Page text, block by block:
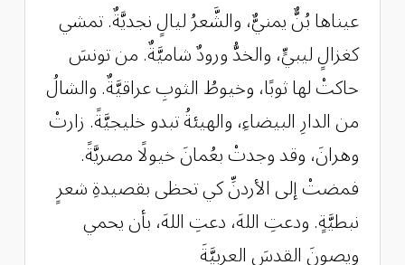
عيناها بُنٌّ يمنيٌّ، والشَّعرُ ليالٍ نجديَّةٌ. تمشي
كغزالٍ ليبيٍّ، والخدُّ ورودٌ شاميَّةٌ. من تونسَ
حاكتْ لها ثوبًا، وخيوطُ الثوبِ عراقيَّةٌ. والشالُ
من الدارِ البيضاءِ، والهيئةُ تبدو خليجيَّةً. زارتْ
وهرانَ، وقد وجدتْ بعُمانَ خيولًا مصريَّةً.
فمضتْ إلى الأردنِّ كي تحظى بقصيدةِ شعرٍ
نبطيَّةٍ. ودعتِ اللهَ، دعتِ اللهَ، بأن يحمي
ويصونَ القدسَ العربيَّةَ